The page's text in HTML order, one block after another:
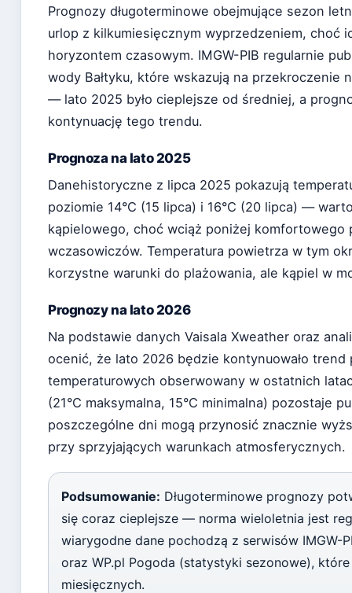
Prognozy długoterminowe obejmujące sezon
urlop z kilkumiesięcznym wyprzedzeniem, choć
horyzontem czasowym. IMGW-PIB regularnie
wody Bałtyku, które wskazują na przekroczenie
— lato 2025 było cieplejsze od średniej, a
kontynuację tego trendu.
Prognoza na lato 2025
Danehistoryczne z lipca 2025 pokazują
poziomie 14°C (15 lipca) i 16°C (20 lipca) —
kąpielowego, choć wciąż poniżej komfortowego
wczasowiczów. Temperatura powietrza w tym
korzystne warunki do plażowania, ale kąpiel w
Prognozy na lato 2026
Na podstawie danych Vaisala Xweather oraz
ocenić, że lato 2026 będzie kontynuowało trend
temperaturowych obserwowany w ostatnich
(21°C maksymalna, 15°C minimalna) pozostaje
poszczególne dni mogą przynosić znacznie
przy sprzyjających warunkach atmosferycznych.
Podsumowanie: Długoterminowe prognozy
się coraz cieplejsze — norma wieloletnia jest
wiarygodne dane pochodzą z serwisów IMGW-
oraz WP.pl Pogoda (statystyki sezonowe),
miesięcznych.